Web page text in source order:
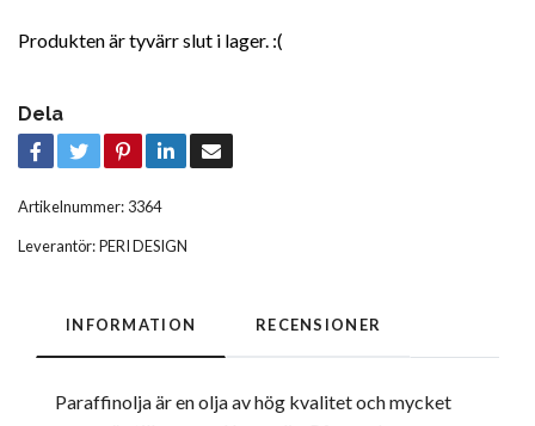
Produkten är tyvärr slut i lager. :(
Dela
Artikelnummer: 3364
Leverantör:PERI DESIGN
INFORMATION RECENSIONER
Paraffinolja är en olja av hög kvalitet och mycket